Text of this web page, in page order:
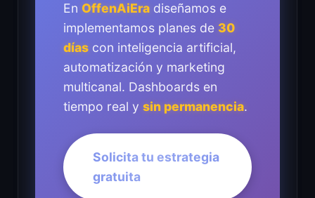
En OffenAiEra diseñamos e
implementamos planes de 30
días con inteligencia artificial,
automatización y marketing
multicanal. Dashboards en
tiempo real y sin permanencia.
Solicita tu estrategia
gratuita